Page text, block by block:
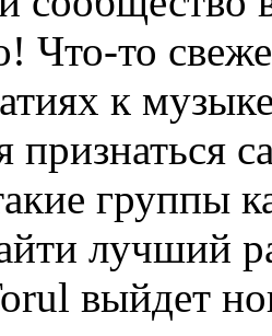
Что-то
к
признаться
группы
лучший
выйдет